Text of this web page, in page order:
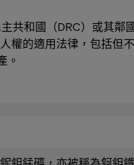
共和國（DRC）或其鄰
權的適用法律，包括但
。